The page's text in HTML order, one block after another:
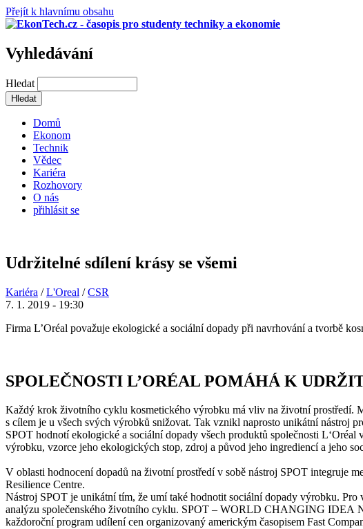
Přejít k hlavnímu obsahu
Vyhledávání
Hledat
Domů
Ekonom
Technik
Vědec
Kariéra
Rozhovory
O nás
přihlásit se
Udržitelné sdílení krásy se všemi
Kariéra /L'Oreal /CSR
7. 1. 2019 - 19:30
Firma L’Oréal považuje ekologické a sociální dopady při navrhování a tvorbě
SPOLEČNOSTI L’ORÉAL POMÁHÁ K
Každý krok životního cyklu kosmetického výrobku má vliv na životní prostředí.
s cílem je u všech svých výrobků snižovat. Tak vznikl naprosto unikátní nástroj
SPOT hodnotí ekologické a sociální dopady všech produktů společnosti
výrobku, vzorce jeho ekologických stop, zdroj a původ jeho ingrediencí a jeho
V oblasti hodnocení dopadů na životní prostředí v sobě nástroj SPOT integruje
Resilience Centre.
Nástroj SPOT je unikátní tím, že umí také hodnotit sociální dopady výrobku.
analýzu společenského životního cyklu. SPOT – WORLD CHANGING IDEA
každoroční program udílení cen organizovaný americkým časopisem Fast